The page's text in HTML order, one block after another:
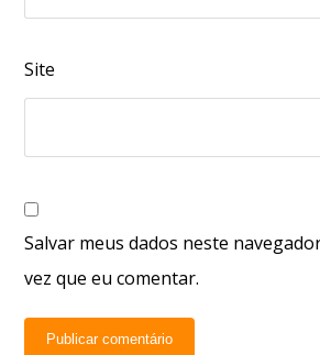
Site
Salvar meus dados neste
vez que eu comentar.
Publicar comentário